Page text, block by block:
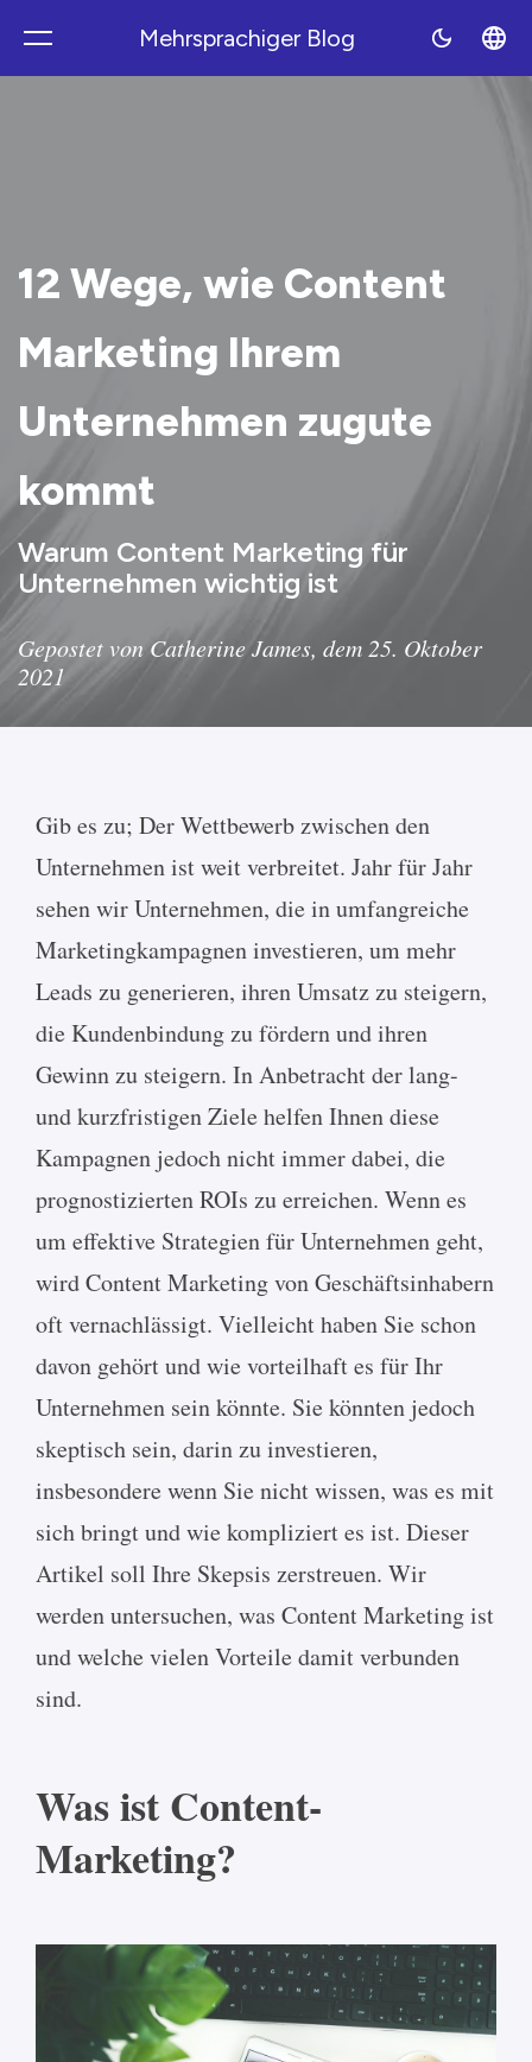
Mehrsprachiger Blog
12 Wege, wie Content
Marketing Ihrem
Unternehmen zugute
kommt
Warum Content Marketing für
Unternehmen wichtig ist
Gepostet von Catherine James, dem 25. Oktober
2021
Gib es zu; Der Wettbewerb zwischen den
Unternehmen ist weit verbreitet. Jahr für Jahr
sehen wir Unternehmen, die in umfangreiche
Marketingkampagnen investieren, um mehr
Leads zu generieren, ihren Umsatz zu steigern,
die Kundenbindung zu fördern und ihren
Gewinn zu steigern. In Anbetracht der lang-
und kurzfristigen Ziele helfen Ihnen diese
Kampagnen jedoch nicht immer dabei, die
prognostizierten ROIs zu erreichen. Wenn es
um effektive Strategien für Unternehmen geht,
wird Content Marketing von Geschäftsinhabern
oft vernachlässigt. Vielleicht haben Sie schon
davon gehört und wie vorteilhaft es für Ihr
Unternehmen sein könnte. Sie könnten jedoch
skeptisch sein, darin zu investieren,
insbesondere wenn Sie nicht wissen, was es mit
sich bringt und wie kompliziert es ist. Dieser
Artikel soll Ihre Skepsis zerstreuen. Wir
werden untersuchen, was Content Marketing ist
und welche vielen Vorteile damit verbunden
sind.
Was ist Content-
Marketing?